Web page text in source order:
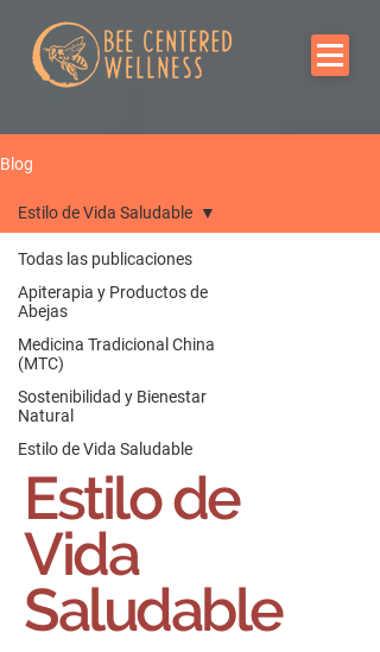
Blog
Todas las publicaciones
Apiterapia y Productos de
Abejas
Medicina Tradicional China
(MTC)
Sostenibilidad y Bienestar
Natural
Estilo de Vida Saludable
Estilo de Vida Saludable
Estilo de
Vida
Saludable